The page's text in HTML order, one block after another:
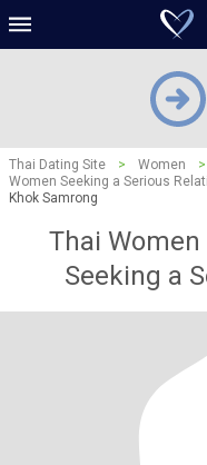
Thai Dating Site > Women >
Women Seeking a Serious
Khok Samrong
Thai
Seeking a